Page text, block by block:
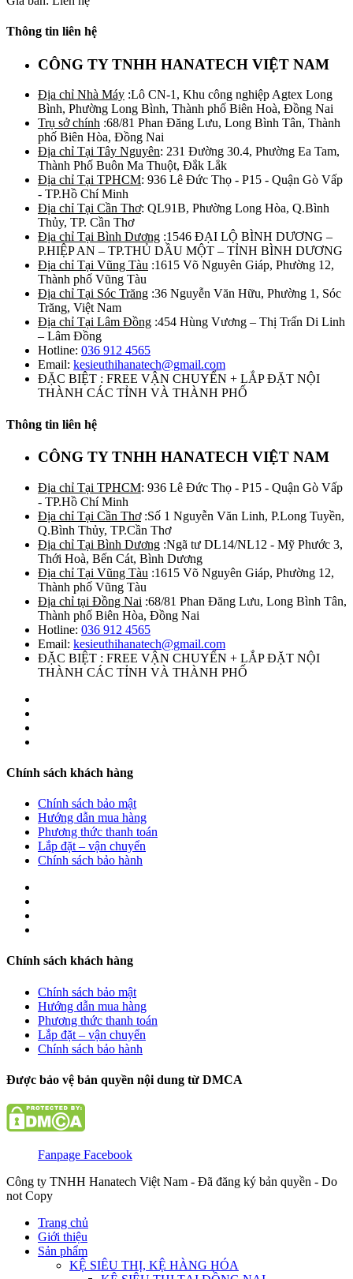
Thông tin liên hệ
CÔNG TY TNHH HANATECH VIỆT NAM
Địa chỉ Nhà Máy :Lô CN-1, Khu công nghiệp Agtex Long
Bình, Phường Long Bình, Thành phố Biên Hoà, Đồng Nai
Trụ sở chính :68/81 Phan Đăng Lưu, Long Bình Tân, Thành
phố Biên Hòa, Đồng Nai
Địa chỉ Tại Tây Nguyên: 231 Đường 30.4, Phường Ea Tam,
Thành Phố Buôn Ma Thuột, Đắk Lắk
Địa chỉ Tại TPHCM: 936 Lê Đức Thọ - P15 - Quận Gò Vấp
- TP.Hồ Chí Minh
Địa chỉ Tại Cần Thơ: QL91B, Phường Long Hòa, Q.Bình
Thủy, TP. Cần Thơ
Địa chỉ Tại Bình Dương :1546 ĐẠI LỘ BÌNH DƯƠNG –
P.HIỆP AN – TP.THỦ DẦU MỘT – TỈNH BÌNH DƯƠNG
Địa chỉ Tại Vũng Tàu :1615 Võ Nguyên Giáp, Phường 12,
Thành phố Vũng Tàu
Địa chỉ Tại Sóc Trăng :36 Nguyễn Văn Hữu, Phường 1, Sóc
Trăng, Việt Nam
Địa chỉ Tại Lâm Đồng :454 Hùng Vương – Thị Trấn Di Linh
– Lâm Đồng
Hotline: 036 912 4565
Email: kesieuthihanatech@gmail.com
ĐẶC BIỆT : FREE VẬN CHUYỂN + LẮP ĐẶT NỘI
THÀNH CÁC TỈNH VÀ THÀNH PHỐ
Thông tin liên hệ
CÔNG TY TNHH HANATECH VIỆT NAM
Địa chỉ Tại TPHCM: 936 Lê Đức Thọ - P15 - Quận Gò Vấp
- TP.Hồ Chí Minh
Địa chỉ Tại Cần Thơ:Số 1 Nguyễn Văn Linh, P.Long Tuyền,
Q.Bình Thủy, TP.Cần Thơ
Địa chỉ Tại Bình Dương :Ngã tư DL14/NL12 - Mỹ Phước 3,
Thới Hoà, Bến Cát, Bình Dương
Địa chỉ Tại Vũng Tàu :1615 Võ Nguyên Giáp, Phường 12,
Thành phố Vũng Tàu
Địa chỉ tại Đồng Nai :68/81 Phan Đăng Lưu, Long Bình Tân,
Thành phố Biên Hòa, Đồng Nai
Hotline: 036 912 4565
Email: kesieuthihanatech@gmail.com
ĐẶC BIỆT : FREE VẬN CHUYỂN + LẮP ĐẶT NỘI
THÀNH CÁC TỈNH VÀ THÀNH PHỐ
Chính sách khách hàng
Chính sách bảo mật
Hướng dẫn mua hàng
Phương thức thanh toán
Lắp đặt – vận chuyển
Chính sách bảo hành
Chính sách khách hàng
Chính sách bảo mật
Hướng dẫn mua hàng
Phương thức thanh toán
Lắp đặt – vận chuyển
Chính sách bảo hành
Được bảo vệ bản quyền nội dung từ DMCA
Fanpage Facebook
Công ty TNHH Hanatech Việt Nam - Đã đăng ký bản quyền - Do
not Copy
Trang chủ
Giới thiệu
Sản phẩm
KỆ SIÊU THỊ, KỆ HÀNG HÓA